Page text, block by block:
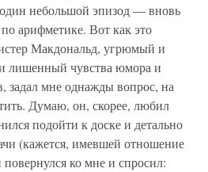
небольшой эпизод — вновь
арифметике. Вот как это
Макдональд, угрюмый и
лишенный чувства юмора и
задал мне однажды вопрос, на
Думаю, он, скорее, любил
подойти к доске и детально
(кажется, имевшей отношение
ко мне и спросил: